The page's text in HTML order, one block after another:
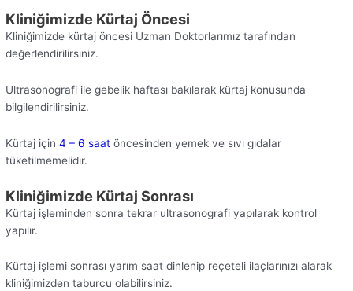
Kliniğimizde Kürtaj Öncesi
Kliniğimizde kürtaj öncesi Uzman Doktorlarımız tarafından
değerlendirilirsiniz.
Ultrasonografi ile gebelik haftası bakılarak kürtaj konusunda
bilgilendirilirsiniz.
Kürtaj için4 – 6 saat öncesinden yemek ve sıvı gıdalar
tüketilmemelidir.
Kliniğimizde Kürtaj Sonrası
Kürtaj işleminden sonra tekrar ultrasonografi yapılarak kontrol
yapılır.
Kürtaj işlemi sonrası yarım saat dinlenip reçeteli ilaçlarınızı alarak
kliniğimizden taburcu olabilirsiniz.